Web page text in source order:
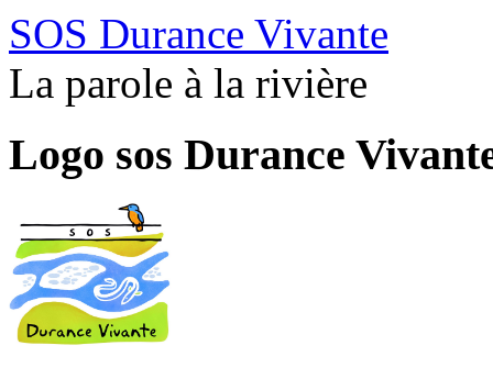
SOS Durance Vivante
La parole à la rivière
Logo sos Durance